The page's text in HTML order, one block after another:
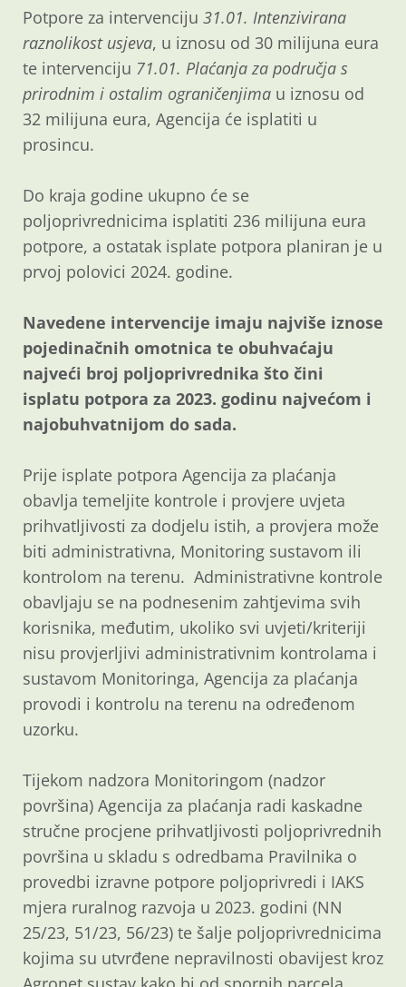
Potpore za intervenciju 31.01. Intenzivirana
raznolikost usjeva, u iznosu od 30 milijuna eura
te intervenciju 71.01. Plaćanja za područja s
prirodnim i ostalim ograničenjima u iznosu od
32 milijuna eura, Agencija će isplatiti u
prosincu.
Do kraja godine ukupno će se
poljoprivrednicima isplatiti 236 milijuna eura
potpore, a ostatak isplate potpora planiran je u
prvoj polovici 2024. godine.
Navedene intervencije imaju najviše iznose
pojedinačnih omotnica te obuhvaćaju
najveći broj poljoprivrednika što čini
isplatu potpora za 2023. godinu najvećom i
najobuhvatnijom do sada.
Prije isplate potpora Agencija za plaćanja
obavlja temeljite kontrole i provjere uvjeta
prihvatljivosti za dodjelu istih, a provjera može
biti administrativna, Monitoring sustavom ili
kontrolom na terenu. Administrativne kontrole
obavljaju se na podnesenim zahtjevima svih
korisnika, međutim, ukoliko svi uvjeti/kriteriji
nisu provjerljivi administrativnim kontrolama i
sustavom Monitoringa, Agencija za plaćanja
provodi i kontrolu na terenu na određenom
uzorku.
Tijekom nadzora Monitoringom (nadzor
površina) Agencija za plaćanja radi kaskadne
stručne procjene prihvatljivosti poljoprivrednih
površina u skladu s odredbama Pravilnika o
provedbi izravne potpore poljoprivredi i IAKS
mjera ruralnog razvoja u 2023. godini (NN
25/23, 51/23, 56/23) te šalje poljoprivrednicima
kojima su utvrđene nepravilnosti obavijest kroz